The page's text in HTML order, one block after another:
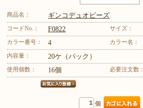
商品名： ギンコデュオビーズ
コードNo.： F0822 サイズ：
カラー番号： 4 カラー名：
内容量： 20ケ（パック）
使用個数： 16個 必要注文数：
個